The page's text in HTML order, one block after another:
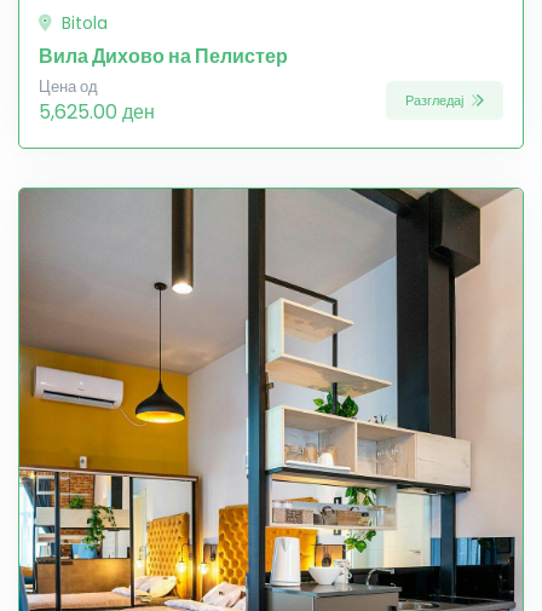
Bitola
Вила Дихово на Пелистер
Цена од
5,625.00 ден Разгледај